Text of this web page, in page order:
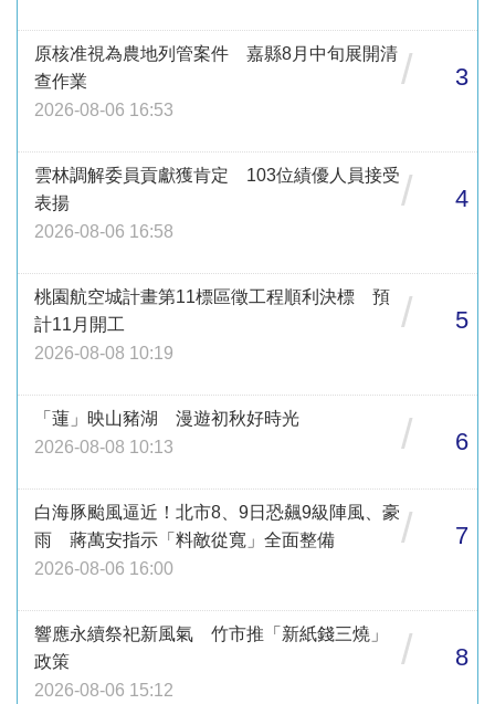
原核准視為農地列管案件 嘉縣8月中旬展開清
查作業
2026-08-06 16:53
/ 3
雲林調解委員貢獻獲肯定 103位績優人員接受
表揚
2026-08-06 16:58
/ 4
桃園航空城計畫第11標區徵工程順利決標 預
計11月開工
2026-08-08 10:19
/ 5
「蓮」映山豬湖 漫遊初秋好時光
2026-08-08 10:13
/ 6
白海豚颱風逼近！北市8、9日恐飆9級陣風、豪
雨 蔣萬安指示「料敵從寬」全面整備
2026-08-06 16:00
/ 7
響應永續祭祀新風氣 竹市推「新紙錢三燒」
政策
2026-08-06 15:12
/ 8